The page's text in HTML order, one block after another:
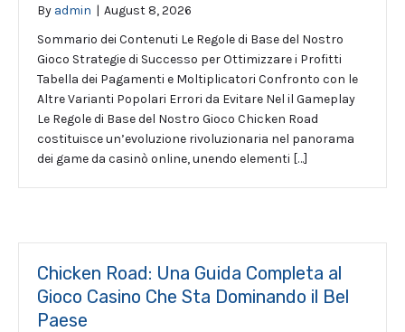
By admin | August 8, 2026
Sommario dei Contenuti Le Regole di Base del Nostro
Gioco Strategie di Successo per Ottimizzare i Profitti
Tabella dei Pagamenti e Moltiplicatori Confronto con le
Altre Varianti Popolari Errori da Evitare Nel il Gameplay
Le Regole di Base del Nostro Gioco Chicken Road
costituisce un’evoluzione rivoluzionaria nel panorama
dei game da casinò online, unendo elementi […]
Chicken Road: Una Guida Completa al
Gioco Casino Che Sta Dominando il Bel
Paese